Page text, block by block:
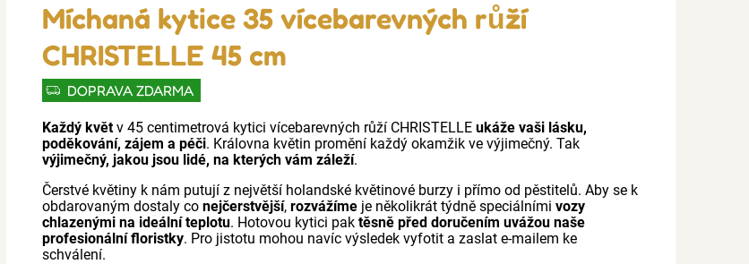
Míchaná kytice 35 vícebarevných růží
CHRISTELLE 45 cm
DOPRAVA ZDARMA
Každý květv 45 centimetrová kytici vícebarevných růží CHRISTELLEukáže vaši lásku,
poděkování, zájem a péči. Královna květin promění každý okamžik ve výjimečný. Tak
výjimečný, jakou jsou lidé, na kterých vám záleží.
Čerstvé květiny k nám putují z největší holandské květinové burzy i přímo od pěstitelů. Aby se k
obdarovaným dostaly conejčerstvější,rozvážíme je několikrát týdně speciálnímivozy
chlazenými na ideální teplotu. Hotovou kytici paktěsně před doručením uvážou naše
profesionální floristky. Pro jistotu mohou navíc výsledek vyfotit a zaslat e-mailem ke
schválení.